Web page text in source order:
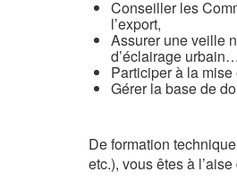
Conseiller les
l’export,
Assurer une veille
d’éclairage
Participer à la
Gérer la base de
De formation
etc.), vous êtes à